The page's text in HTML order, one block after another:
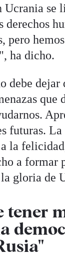
Ucrania se
pero
ha dicho.
dejar
que
futuras.
la
a formar
gloria de
tener